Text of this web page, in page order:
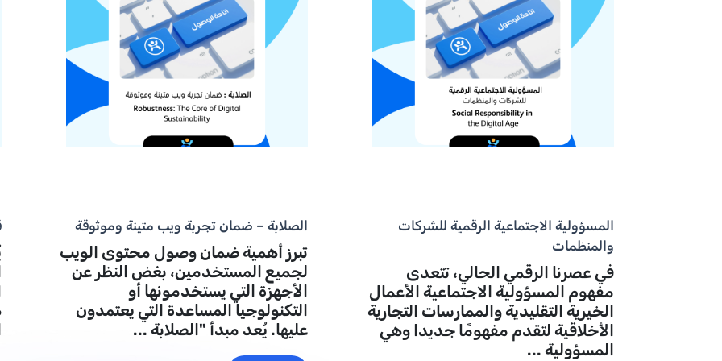
المسؤولية الاجتماعية الرقمية للشركات
والمنظمات
في عصرنا الرقمي الحالي، تتعدى
مفهوم المسؤولية الاجتماعية الأعمال
الخيرية التقليدية والممارسات التجارية
الأخلاقية لتقدم مفهومًا جديدا وهي
المسؤولية ...
الصلابة – ضمان تجربة ويب متينة وموثوقة
تبرز أهمية ضمان وصول محتوى الويب
لجميع المستخدمين، بغض النظر عن
الأجهزة التي يستخدمونها أو
التكنولوجيا المساعدة التي يعتمدون
عليها. يُعد مبدأ "الصلابة ...